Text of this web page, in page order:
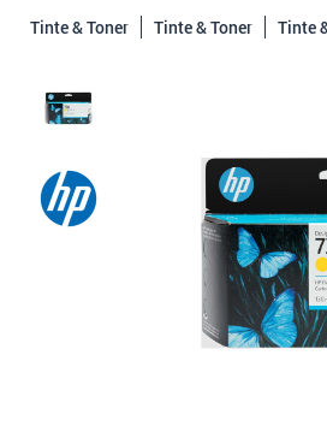
Tinte & Toner Tinte & Toner Tinte